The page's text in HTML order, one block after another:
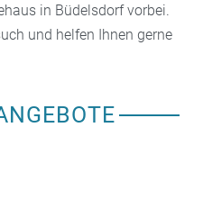
in Büdelsdorf vorbei.
und helfen Ihnen gerne